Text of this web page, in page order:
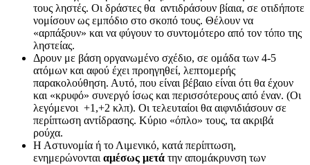
τους ληστές. Οι δράστες θα αντιδράσουν βίαια, σε οτιδήποτε
νομίσουν ως εμπόδιο στο σκοπό τους. Θέλουν να
«αρπάξουν» και να φύγουν το συντομότερο από τον τόπο της
ληστείας.
Δρουν με βάση οργανωμένο σχέδιο, σε ομάδα των 4-5
ατόμων και αφού έχει προηγηθεί, λεπτομερής
παρακολούθηση. Αυτό, που είναι βέβαιο είναι ότι θα έχουν
και «κρυφό» συνεργό ίσως και περισσότερους από έναν. (Οι
λεγόμενοι +1,+2 κλπ). Οι τελευταίοι θα αιφνιδιάσουν σε
περίπτωση αντίδρασης. Κύριο «όπλο» τους, τα ακριβά
ρούχα.
Η Αστυνομία ή το Λιμενικό, κατά περίπτωση,
ενημερώνονται αμέσως μετά την απομάκρυνση των